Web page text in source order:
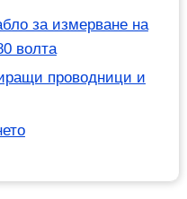
за измерване на
волта
проводници и